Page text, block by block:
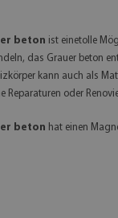
beton ist einetolle
das Grauer beton
kann auch als
oder
beton hat einen